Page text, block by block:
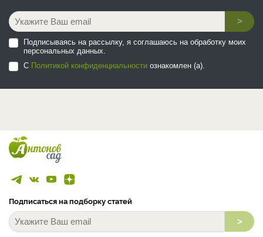
>
Подписываясь на рассылку, я соглашаюсь на обработку моих
персональных данных.
С Политикой конфиденциальности ознакомлен (а).
Подписаться на подборку статей
>